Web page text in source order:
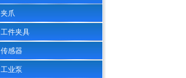
夹爪
工件夹具
传感器
工业泵